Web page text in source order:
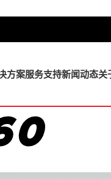
方案服务支持新闻动态关